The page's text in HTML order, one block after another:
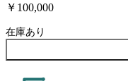
￥100,000
在庫あり